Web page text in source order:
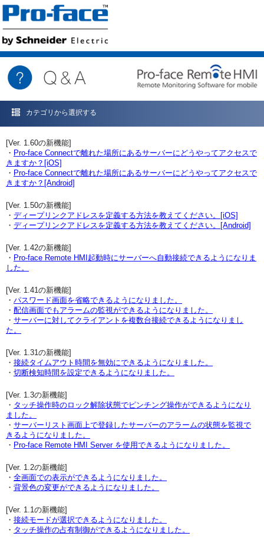
カテゴリから選択する
[Ver. 1.60の新機能]
・ Pro-face Connectで離れた場所にあるサーバーにどうやってアクセスで
きますか？[iOS]
・ Pro-face Connectで離れた場所にあるサーバーにどうやってアクセスで
きますか？[Android]
[Ver. 1.50の新機能]
・ ディープリンクアドレスを定義する方法を教えてください。[iOS]
・ ディープリンクアドレスを定義する方法を教えてください。[Android]
[Ver. 1.42の新機能]
・ Pro-face Remote HMI起動時にサーバーへ自動接続できるようになりま
した。
[Ver. 1.41の新機能]
・ パスワード画面を省略できるようになりました。
・ 配信画面でもアラームの監視ができるようになりました。
・ サーバーに対してクライアントを複数台接続できるようになりまし
た。
[Ver. 1.31の新機能]
・ 接続タイムアウト時間を無効にできるようになりました。
・ 切断検知時間を設定できるようになりました。
[Ver. 1.3の新機能]
・ タッチ操作時のロック解除状態でピンチング操作ができるようになり
ました。
・ サーバーリスト画面上で登録したサーバーのアラームの状態を監視で
きるようになりました。
・ Pro-face Remote HMI Server を使用できるようになりました。
[Ver. 1.2の新機能]
・ 全画面での表示ができるようになりました。
・ 背景色の変更ができるようになりました。
[Ver. 1.1の新機能]
・ 接続モードが選択できるようになりました。
・ タッチ操作の占有制御ができるようになりました。